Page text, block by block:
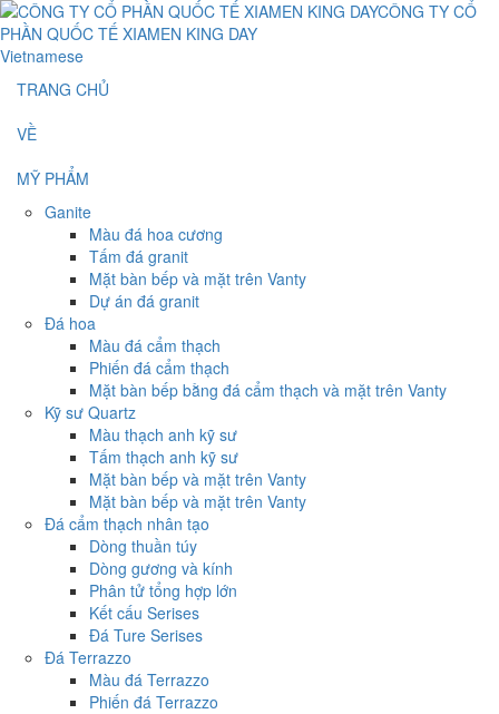
Vietnamese
TRANG CHỦ
VỀ
MỸ PHẨM
Ganite
Màu đá hoa cương
Tấm đá granit
Mặt bàn bếp và mặt trên Vanty
Dự án đá granit
Đá hoa
Màu đá cẩm thạch
Phiến đá cẩm thạch
Mặt bàn bếp bằng đá cẩm thạch và mặt trên Vanty
Kỹ sư Quartz
Màu thạch anh kỹ sư
Tấm thạch anh kỹ sư
Mặt bàn bếp và mặt trên Vanty
Mặt bàn bếp và mặt trên Vanty
Đá cẩm thạch nhân tạo
Dòng thuần túy
Dòng gương và kính
Phân tử tổng hợp lớn
Kết cấu Serises
Đá Ture Serises
Đá Terrazzo
Màu đá Terrazzo
Phiến đá Terrazzo